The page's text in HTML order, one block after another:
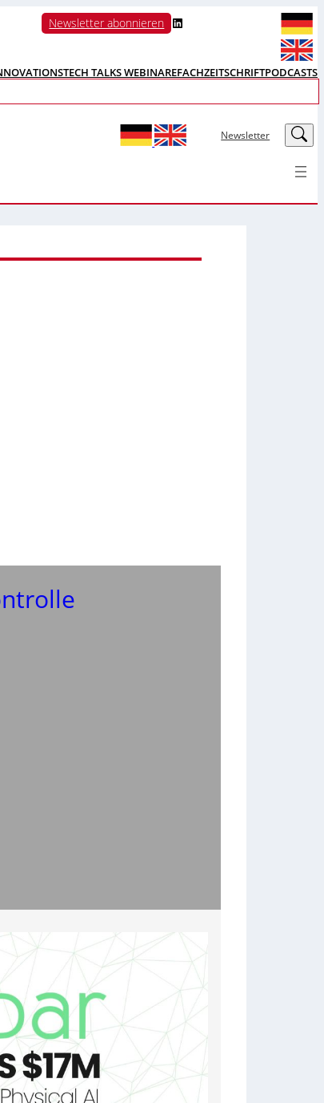
Newsletter abonnieren LinkedIn
TECH TALKS WEBINAREFACHZEITSCHRIFTPODCASTS
Newsletter LinkedIn